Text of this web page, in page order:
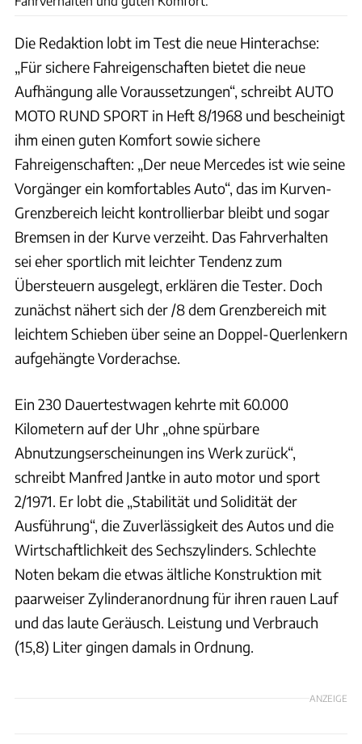
Die Redaktion lobt im Test die neue Hinterachse:
„Für sichere Fahreigenschaften bietet die neue
Aufhängung alle Voraussetzungen“, schreibt AUTO
MOTO RUND SPORT in Heft 8/1968 und bescheinigt
ihm einen guten Komfort sowie sichere
Fahreigenschaften: „Der neue Mercedes ist wie seine
Vorgänger ein komfortables Auto“, das im Kurven-
Grenzbereich leicht kontrollierbar bleibt und sogar
Bremsen in der Kurve verzeiht. Das Fahrverhalten
sei eher sportlich mit leichter Tendenz zum
Übersteuern ausgelegt, erklären die Tester. Doch
zunächst nähert sich der /8 dem Grenzbereich mit
leichtem Schieben über seine an Doppel-Querlenkern
aufgehängte Vorderachse.
Ein 230 Dauertestwagen kehrte mit 60.000
Kilometern auf der Uhr „ohne spürbare
Abnutzungserscheinungen ins Werk zurück“,
schreibt Manfred Jantke in auto motor und sport
2/1971. Er lobt die „Stabilität und Solidität der
Ausführung“, die Zuverlässigkeit des Autos und die
Wirtschaftlichkeit des Sechszylinders. Schlechte
Noten bekam die etwas ältliche Konstruktion mit
paarweiser Zylinderanordnung für ihren rauen Lauf
und das laute Geräusch. Leistung und Verbrauch
(15,8) Liter gingen damals in Ordnung.
ANZEIGE